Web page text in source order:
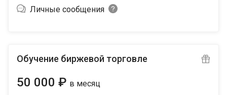
Личные сообщения
Обучение биржевой торговле
50 000 ₽ в месяц